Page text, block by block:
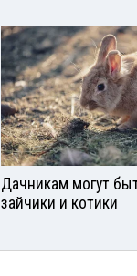
Дачникам могут
зайчики и котики